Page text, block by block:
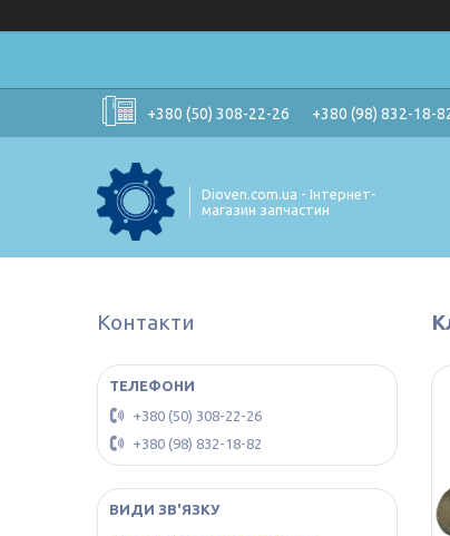
+380 (50) 308-22-26 +380 (98) 832-18-
Dioven.com.ua - Інтернет-
магазин запчастин
Контакти
+380 (50) 308-22-26
+380 (98) 832-18-82